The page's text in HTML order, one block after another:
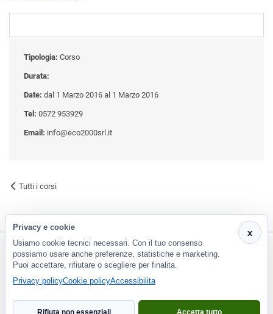
Tipologia: Corso
Durata:
Date: dal 1 Marzo 2016 al 1 Marzo 2016
Tel: 0572 953929
Email: info@eco2000srl.it
Tutti i corsi
CF e P.Iva 01266420478 - REA: PT-188663 | Via Risorgimento, 548 - Monsummano Terme (PT) | 0572
953929
x
Privacy e cookie
Usiamo cookie tecnici necessari. Con il tuo consenso
possiamo usare anche preferenze, statistiche e marketing.
Puoi accettare, rifiutare o scegliere per finalita.
Privacy policyCookie policyAccessibilita
Rifiuta non essenziali Accetta tutto